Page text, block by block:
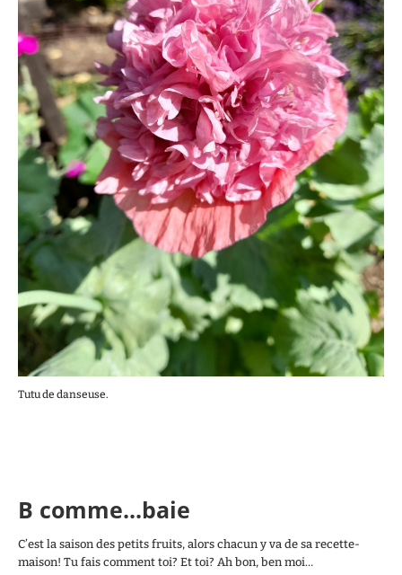
Tutu de danseuse.
B comme...baie
C’est la saison des petits fruits, alors chacun y va de sa recette-
maison! Tu fais comment toi? Et toi? Ah bon, ben moi…